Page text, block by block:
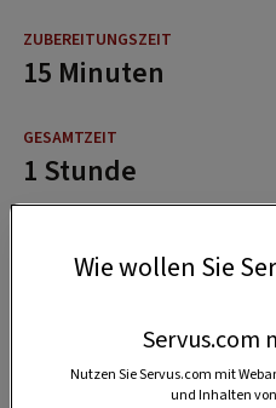
15 Minuten
1 Stunde
Wie wollen Sie
Servus.com
Nutzen Sie Servus.com mit
und Inhalten